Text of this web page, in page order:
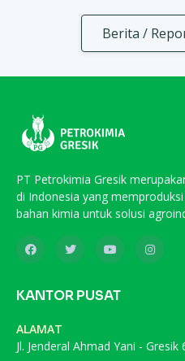
Berita /
PT Petrokimia Gresik
di Indonesia yang
bahan kimia untuk solusi
KANTOR PUSAT
ALAMAT
Jl. Jenderal Ahmad Yani - Gresik